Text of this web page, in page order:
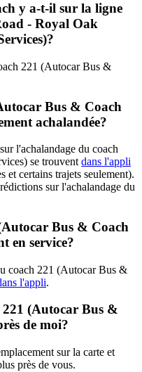
y a-t-il sur la ligne
- Royal Oak
221 (Autocar Bus &
Bus & Coach
achalandée?
l'achalandage du coach
se trouvent dans l'appli
et certains trajets seulement).
sur l'achalandage du
Bus & Coach
en service?
coach 221 (Autocar Bus &
l'appli.
221 (Autocar Bus &
de moi?
sur la carte et
près de vous.